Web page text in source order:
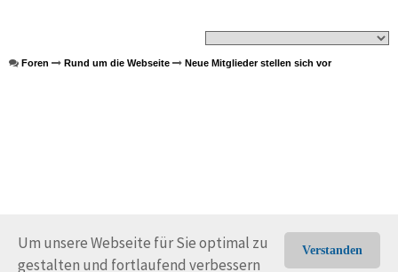
Verstanden
Um unsere Webseite für Sie optimal zu
gestalten und fortlaufend verbessern
Foren Rund um die Webseite Neue Mitglieder stellen sich vor